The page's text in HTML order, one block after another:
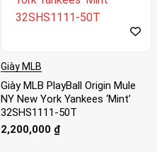
Giày MLB
Giày MLB PlayBall Origin Mule
NY New York Yankees ‘Mint’
32SHS1111-50T
2,200,000 ₫